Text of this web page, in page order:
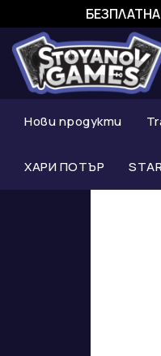
Нови продукти
ХАРИ ПОТЪР